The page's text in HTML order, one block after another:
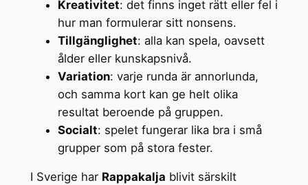
Kreativitet: det finns inget rätt eller fel i
hur man formulerar sitt nonsens.
Tillgänglighet: alla kan spela, oavsett
ålder eller kunskapsnivå.
Variation: varje runda är annorlunda,
och samma kort kan ge helt olika
resultat beroende på gruppen.
Socialt: spelet fungerar lika bra i små
grupper som på stora fester.
I Sverige har Rappakalja blivit särskilt